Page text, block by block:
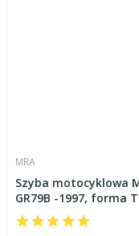
MRA
Szyba motocyklowa
GR79B -1997, forma